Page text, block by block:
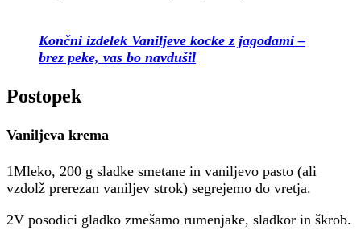
Končni izdelek Vaniljeve kocke z jagodami –
brez peke, vas bo navdušil
Postopek
Vaniljeva krema
1Mleko, 200 g sladke smetane in vaniljevo pasto (ali
vzdolž prerezan vaniljev strok) segrejemo do vretja.
2V posodici gladko zmešamo rumenjake, sladkor in škrob.